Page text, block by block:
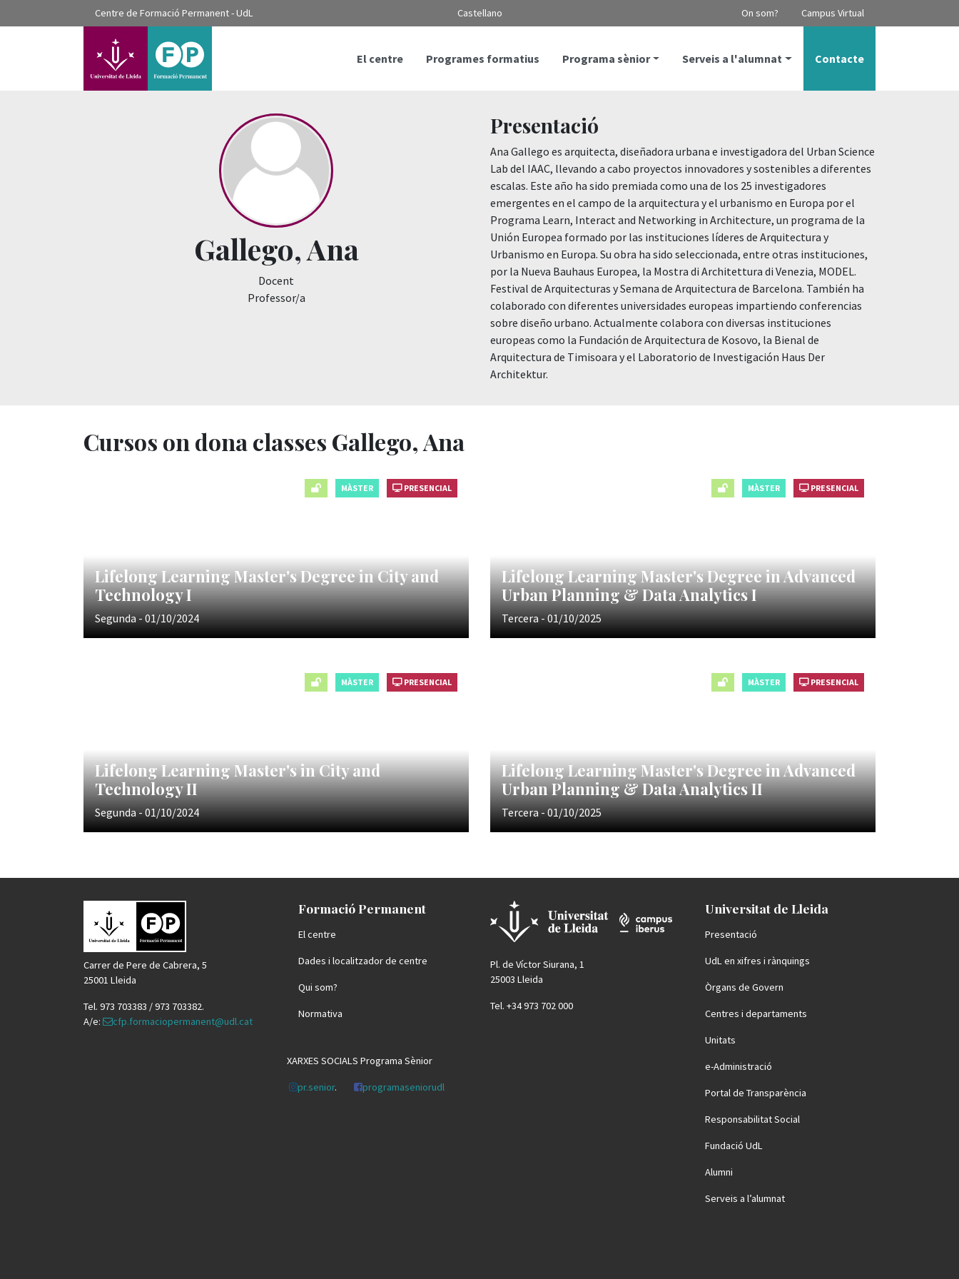
???label.access.jump.content???
???label.access.jump.header???
???label.access.jump.footer???
???label.access.jump.menu???
Centre de Formació Permanent - UdL Castellano On som? Campus Virtual
El centre Programes formatius Programa sènior Serveis a l'alumnat Contacte
Gallego, Ana
Docent
Professor/a
Presentació
Ana Gallego es arquitecta, diseñadora urbana e investigadora del Urban Science
Lab del IAAC, llevando a cabo proyectos innovadores y sostenibles a diferentes
escalas. Este año ha sido premiada como una de los 25 investigadores
emergentes en el campo de la arquitectura y el urbanismo en Europa por el
Programa Learn, Interact and Networking in Architecture, un programa de la
Unión Europea formado por las instituciones líderes de Arquitectura y
Urbanismo en Europa. Su obra ha sido seleccionada, entre otras instituciones,
por la Nueva Bauhaus Europea, la Mostra di Architettura di Venezia, MODEL.
Festival de Arquitecturas y Semana de Arquitectura de Barcelona. También ha
colaborado con diferentes universidades europeas impartiendo conferencias
sobre diseño urbano. Actualmente colabora con diversas instituciones
europeas como la Fundación de Arquitectura de Kosovo, la Bienal de
Arquitectura de Timisoara y el Laboratorio de Investigación Haus Der
Architektur.
Cursos on dona classes Gallego, Ana
MÀSTER PRESENCIAL
Lifelong Learning Master's Degree in City and
Technology I
Segunda - 01/10/2024
MÀSTER PRESENCIAL
Lifelong Learning Master's Degree in Advanced
Urban Planning & Data Analytics I
Tercera - 01/10/2025
MÀSTER PRESENCIAL
Lifelong Learning Master's in City and
Technology II
Segunda - 01/10/2024
MÀSTER PRESENCIAL
Lifelong Learning Master's Degree in Advanced
Urban Planning & Data Analytics II
Tercera - 01/10/2025
Carrer de Pere de Cabrera, 5
25001 Lleida
Tel. 973 703383 / 973 703382.
A/e:
cfp.formaciopermanent@udl.cat
Formació Permanent
El centre
Dades i localitzador de centre
Qui som?
Normativa
XARXES SOCIALS Programa Sènior
pr.senior. programaseniorudl
Pl. de Víctor Siurana, 1
25003 Lleida
Tel. +34 973 702 000
Universitat de Lleida
Presentació
UdL en xifres i rànquings
Òrgans de Govern
Centres i departaments
Unitats
e-Administració
Portal de Transparència
Responsabilitat Social
Fundació UdL
Alumni
Serveis a l’alumnat